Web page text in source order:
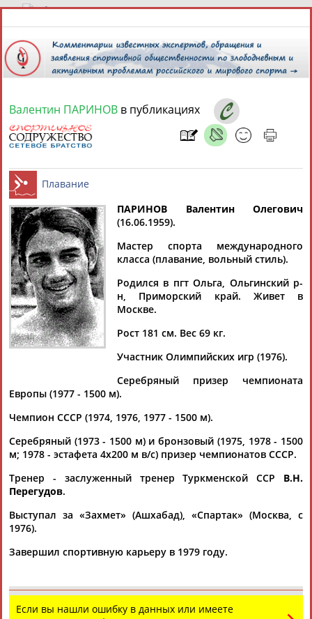
7 августа 2026 года,21:02
Найдено: 13181 Расширенный поиск
Аслаудин
АБАЕВ
Елена
АБАИМОВА
Мария
АБАКУМОВА
АБАЛАКИНА
Дмитрий
АБАРЕНОВ
Тамилла
АБАСОВА
Рамазан
АБАЧАРАЕВ
Флюра
БУЛАТОВА
Татьяна
Валентин ПАРИНОВ в публикациях
Плавание
ПАРИНОВ Валентин Олегович
(16.06.1959).
Мастер спорта международного
класса (плавание, вольный стиль).
Родился в пгт Ольга, Ольгинский р-
н, Приморский край. Живет в
Москве.
Рост 181 см. Вес 69 кг.
Участник Олимпийских игр (1976).
Серебряный призер чемпионата
Европы (1977 - 1500 м).
Чемпион СССР (1974, 1976, 1977 - 1500 м).
Серебряный (1973 - 1500 м) и бронзовый (1975, 1978 - 1500
м; 1978 - эстафета 4х200 м в/с) призер чемпионатов СССР.
Тренер - заслуженный тренер Туркменской ССР В.Н.
Перегудов.
Выступал за «Захмет» (Ашхабад), «Спартак» (Москва, с
1976).
Завершил спортивную карьеру в 1979 году.
Если вы нашли ошибку в данных или имеете